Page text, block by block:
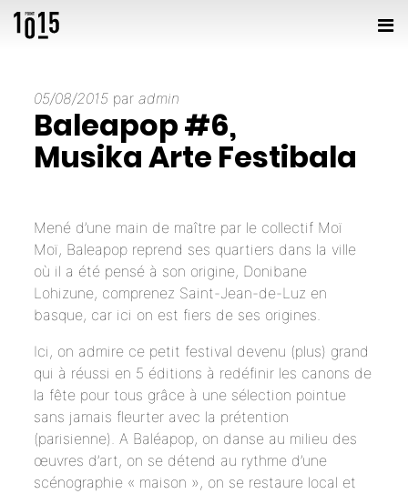
Baleapop #6,
Musika Arte Festibala
05/08/2015 paradmin
Mené d’une main de maître par le collectif Moï
Moï, Baleapop reprend ses quartiers dans la ville
où il a été pensé à son origine, Donibane
Lohizune, comprenez Saint-Jean-de-Luz en
basque, car ici on est fiers de ses origines.
Ici, on admire ce petit festival devenu (plus) grand
qui à réussi en 5 éditions à redéfinir les canons de
la fête pour tous grâce à une sélection pointue
sans jamais fleurter avec la prétention
(parisienne). A Baléapop, on danse au milieu des
œuvres d’art, on se détend au rythme d’une
scénographie « maison », on se restaure local et